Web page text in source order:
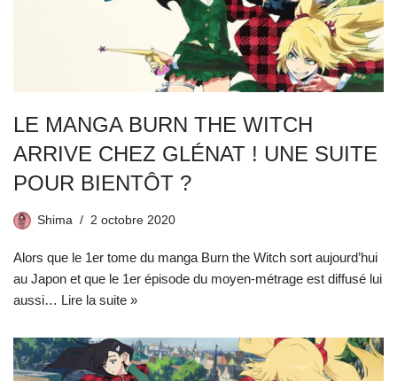
LE MANGA BURN THE WITCH
ARRIVE CHEZ GLÉNAT ! UNE SUITE
POUR BIENTÔT ?
Shima 2 octobre 2020
Alors que le 1er tome du manga Burn the Witch sort aujourd’hui
au Japon et que le 1er épisode du moyen-métrage est diffusé lui
aussi… Lire la suite »